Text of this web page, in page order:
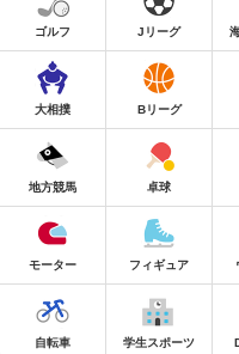
ゴルフ Jリーグ
大相撲 Bリーグ
地方競馬 卓球
モーター フィギュア
自転車 学生スポーツ